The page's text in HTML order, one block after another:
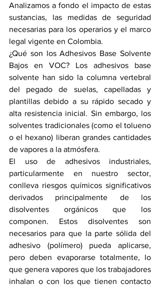
Analizamos a fondo el impacto de estas
sustancias, las medidas de seguridad
necesarias para los operarios y el marco
legal vigente en Colombia.
¿Qué son los Adhesivos Base Solvente
Bajos en VOC? Los adhesivos base
solvente han sido la columna vertebral
del pegado de suelas, capelladas y
plantillas debido a su rápido secado y
alta resistencia inicial. Sin embargo, los
solventes tradicionales (como el tolueno
o el hexano) liberan grandes cantidades
de vapores a la atmósfera.
El uso de adhesivos industriales,
particularmente en nuestro sector,
conlleva riesgos químicos significativos
derivados principalmente de los
disolventes orgánicos que los
componen. Estos disolventes son
necesarios para que la parte sólida del
adhesivo (polímero) pueda aplicarse,
pero deben evaporarse totalmente, lo
que genera vapores que los trabajadores
inhalan o con los que tienen contacto